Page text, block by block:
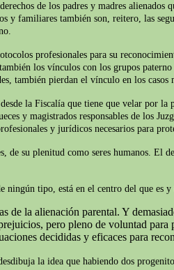
de los padres y madres
y familiares también son, reitero, las
profesionales para su
los vínculos con los grupos
también pierdan el vínculo en los casos
la Fiscalía que tiene que velar por
y magistrados responsables de los
y jurídicos necesarios para
su plenitud como seres humanos. El
tipo, está en el centro del que es
de la alienación parental. Y
pero pleno de voluntad
decididas y eficaces para
la idea que habiendo dos